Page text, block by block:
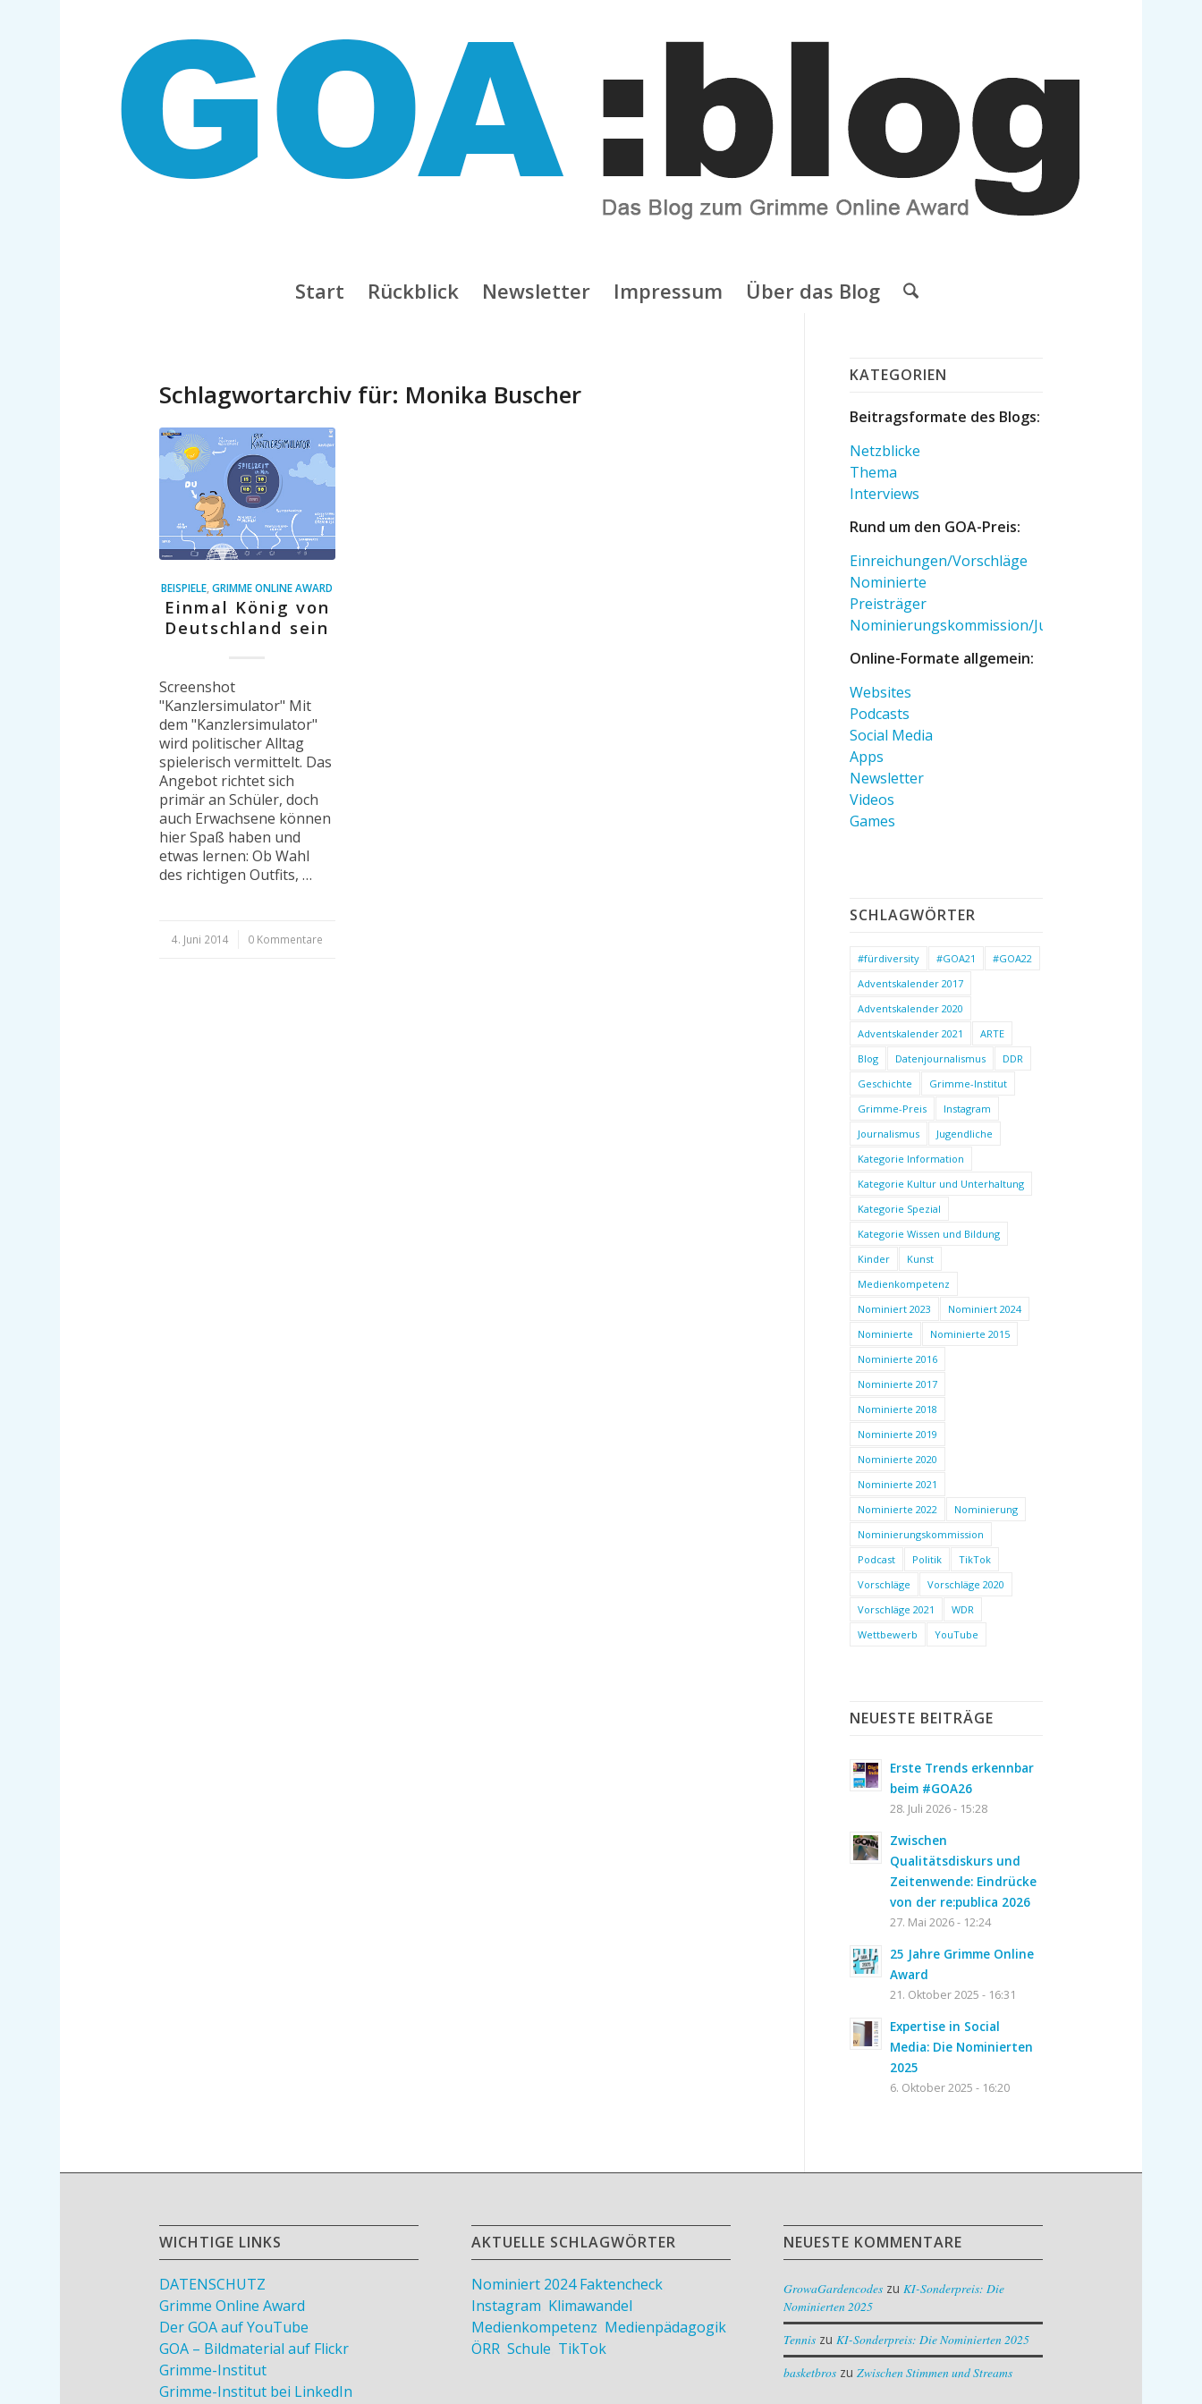
Start Rückblick Newsletter Impressum Über das Blog
Schlagwortarchiv für: Monika Buscher
BEISPIELE ,GRIMME ONLINE AWARD
Einmal König von
Deutschland sein
Screenshot
"Kanzlersimulator" Mit
dem "Kanzlersimulator"
wird politischer Alltag
spielerisch vermittelt. Das
Angebot richtet sich
primär an Schüler, doch
auch Erwachsene können
hier Spaß haben und
etwas lernen: Ob Wahl
des richtigen Outfits, …
4. Juni 2014 0 Kommentare
KATEGORIEN
Beitragsformate des Blogs:
Netzblicke
Thema
Interviews
Rund um den GOA-Preis:
Einreichungen/Vorschläge
Nominierte
Preisträger
Nominierungskommission/Jury
Online-Formate allgemein:
Websites
Podcasts
Social Media
Apps
Newsletter
Videos
Games
SCHLAGWÖRTER
#fürdiversity #GOA21
#GOA22
Adventskalender 2017
Adventskalender 2020
Adventskalender 2021
ARTE
Blog
Datenjournalismus
DDR
Geschichte
Grimme-Institut
Grimme-Preis
Instagram
Journalismus
Jugendliche
Kategorie Information
Kategorie Kultur und Unterhaltung
Kategorie Spezial
Kategorie Wissen und Bildung
Kinder
Kunst
Medienkompetenz
Nominiert 2023
Nominiert 2024
Nominierte
Nominierte 2015
Nominierte 2016
Nominierte 2017
Nominierte 2018
Nominierte 2019
Nominierte 2020
Nominierte 2021
Nominierte 2022
Nominierung
Nominierungskommission
Podcast
Politik
TikTok
Vorschläge
Vorschläge 2020
Vorschläge 2021
WDR
Wettbewerb
YouTube
NEUESTE BEITRÄGE
Erste Trends erkennbar
beim #GOA26
28. Juli 2026 - 15:28
Zwischen
Qualitätsdiskurs und
Zeitenwende: Eindrücke
von der re:publica 2026
27. Mai 2026 - 12:24
25 Jahre Grimme Online
Award
21. Oktober 2025 - 16:31
Expertise in Social
Media: Die Nominierten
2025
6. Oktober 2025 - 16:20
WICHTIGE LINKS
DATENSCHUTZ
Grimme Online Award
Der GOA auf YouTube
GOA – Bildmaterial auf Flickr
Grimme-Institut
Grimme-Institut bei LinkedIn
AKTUELLE SCHLAGWÖRTER
Nominiert 2024 Faktencheck,
Instagram Klimawandel
Medienkompetenz Medienpädagogik,
ÖRR, Schule TikTok
NEUESTE KOMMENTARE
GrowaGardencodes zuKI-Sonderpreis: Die
Nominierten 2025
Tennis zuKI-Sonderpreis: Die Nominierten 2025
basketbros zuZwischen Stimmen und Streams